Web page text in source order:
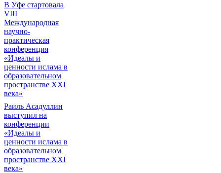
В Уфе стартовала
VIII
Международная
научно-
практическая
конференция
«Идеалы и
ценности ислама в
образовательном
пространстве XXI
века»
Раиль Асадуллин
выступил на
конференции
«Идеалы и
ценности ислама в
образовательном
пространстве XXI
века»